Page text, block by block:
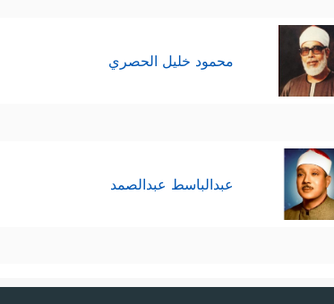
محمود خليل الحصري
عبدالباسط عبدالصمد